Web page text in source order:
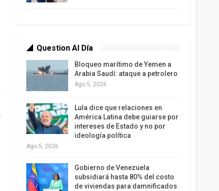
Question Al Día
Bloqueo marítimo de Yemen a
Arabia Saudí: ataque a petrolero
Ago 5, 2026
Lula dice que relaciones en
América Latina debe guiarse por
intereses de Estado y no por
ideología política
Ago 5, 2026
Gobierno de Venezuela
subsidiará hasta 80% del costo
de viviendas para damnificados